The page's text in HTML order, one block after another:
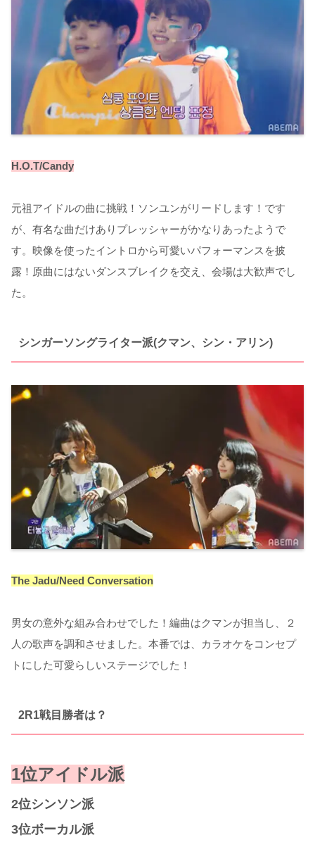
H.O.T/Candy
元祖アイドルの曲に挑戦！ソンユンがリードします！です
が、有名な曲だけありプレッシャーがかなりあったようで
す。映像を使ったイントロから可愛いパフォーマンスを披
露！原曲にはないダンスブレイクを交え、会場は大歓声でし
た。
シンガーソングライター派(クマン、シン・アリン)
The Jadu/Need Conversation
男女の意外な組み合わせでした！編曲はクマンが担当し、２
人の歌声を調和させました。本番では、カラオケをコンセプ
トにした可愛らしいステージでした！
2R1戦目勝者は？
1位アイドル派
2位シンソン派
3位ボーカル派